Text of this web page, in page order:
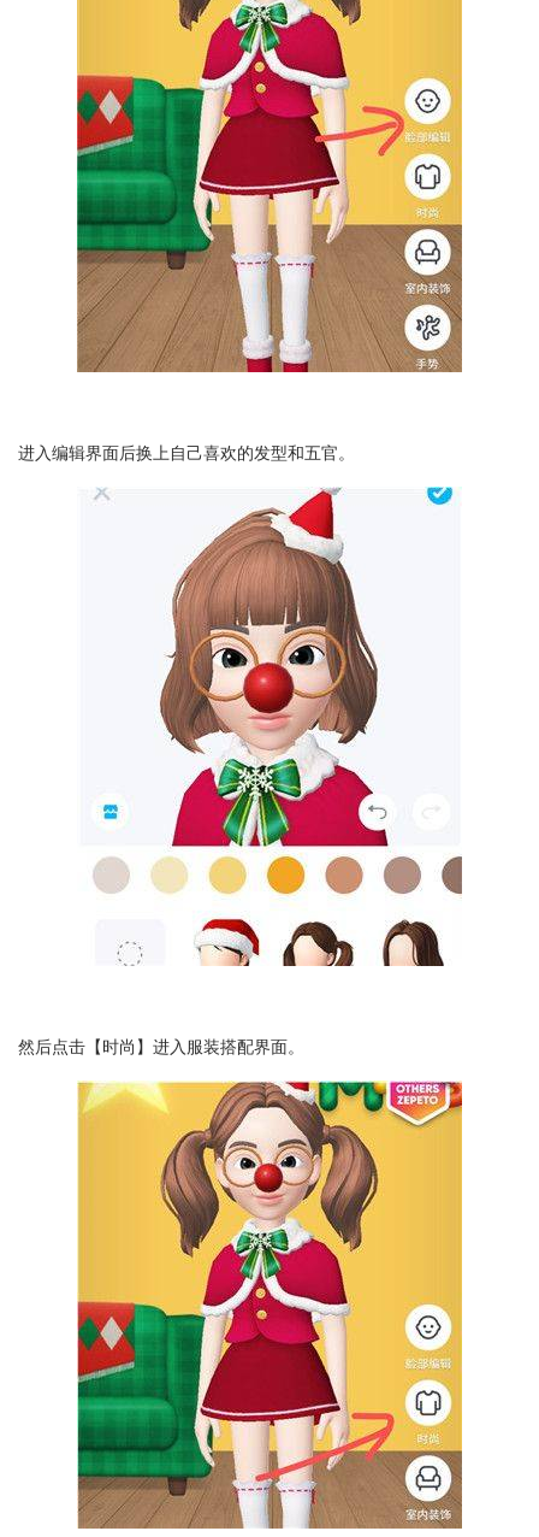
进入编辑界面后换上自己喜欢的发型和五官。
然后点击【时尚】进入服装搭配界面。